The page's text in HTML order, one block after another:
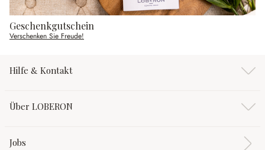
Geschenkgutschein
Verschenken Sie Freude!
Hilfe & Kontakt
Über LOBERON
Jobs